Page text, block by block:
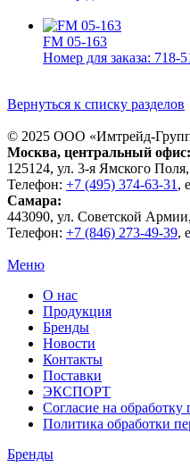
FM 05-163
Номер для заказа: 718-
Вернуться к списку разделов
© 2025 ООО «Имтрейд-
Москва, центральный офис:
125124, ул. 3-я Ямского
Телефон: +7 (495) 374-63-31 ,
Самара:
443090, ул. Советской
Телефон: +7 (846) 273-49-39,
Меню
О нас
Продукция
Бренды
Новости
Контакты
Поставки
ЭКСПОРТ
Согласие на
Политика обработки
Бренды